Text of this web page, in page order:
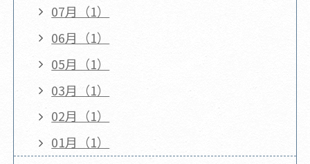
07月（1）
06月（1）
05月（1）
03月（1）
02月（1）
01月（1）